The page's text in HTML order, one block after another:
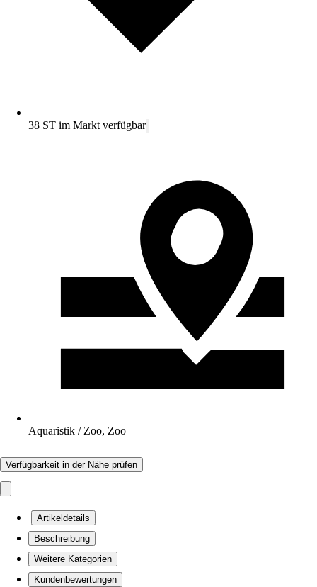
38 ST im Markt verfügbar
Aquaristik / Zoo, Zoo
Verfügbarkeit in der Nähe prüfen
Artikeldetails
Beschreibung
Weitere Kategorien
Kundenbewertungen